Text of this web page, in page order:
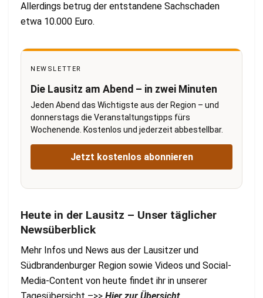
Allerdings betrug der entstandene Sachschaden
etwa 10.000 Euro.
NEWSLETTER
Die Lausitz am Abend – in zwei Minuten
Jeden Abend das Wichtigste aus der Region – und
donnerstags die Veranstaltungstipps fürs
Wochenende. Kostenlos und jederzeit abbestellbar.
Jetzt kostenlos abonnieren
Heute in der Lausitz – Unser täglicher
Newsüberblick
Mehr Infos und News aus der Lausitzer und
Südbrandenburger Region sowie Videos und Social-
Media-Content von heute findet ihr in unserer